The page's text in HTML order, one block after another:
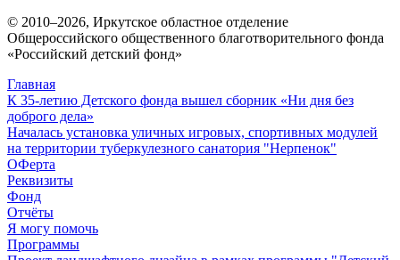
© 2010–2026, Иркутское областное отделение
Общероссийского общественного благотворительного фонда
«Российский детский фонд»
Главная
К 35-летию Детского фонда вышел сборник «Ни дня без
доброго дела»
Началась установка уличных игровых, спортивных модулей
на территории туберкулезного санатория "Нерпенок"
ОФерта
Реквизиты
Фонд
Отчёты
Я могу помочь
Программы